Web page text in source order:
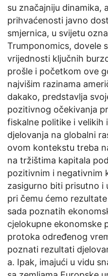
su značajniju dinamika,
prihvaćenosti javno
smjernica, u svijetu
Trumponomics, dovele
vrijednosti ključnih
prošle i početkom ove
najvišim razinama
dakako, predstavlja
pozitivnog očekivanja
fiskalne politike i velikih
djelovanja na globalni
ovom kontekstu treba
na tržištima kapitala
pozitivnim i negativnim
zasigurno biti prisutno i
pri čemu ćemo
sada poznatih
cjelokupne ekonomske
protoka određenog
poznati rezultati
a. Ipak, imajući u vidu